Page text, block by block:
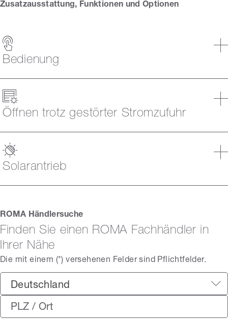
Zusatzausstattung, Funktionen und Optionen
Bedienung
Öffnen trotz gestörter Stromzufuhr
Solarantrieb
ROMA Händlersuche
Finden Sie einen ROMA Fachhändler in
Ihrer Nähe
Die mit einem (*) versehenen Felder sind Pflichtfelder.
Deutschland